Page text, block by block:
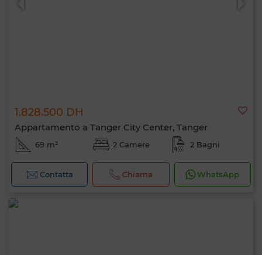
1.828.500 DH
Appartamento a Tanger City Center, Tanger
69 m² 2 Camere 2 Bagni
Contatta Chiama WhatsApp